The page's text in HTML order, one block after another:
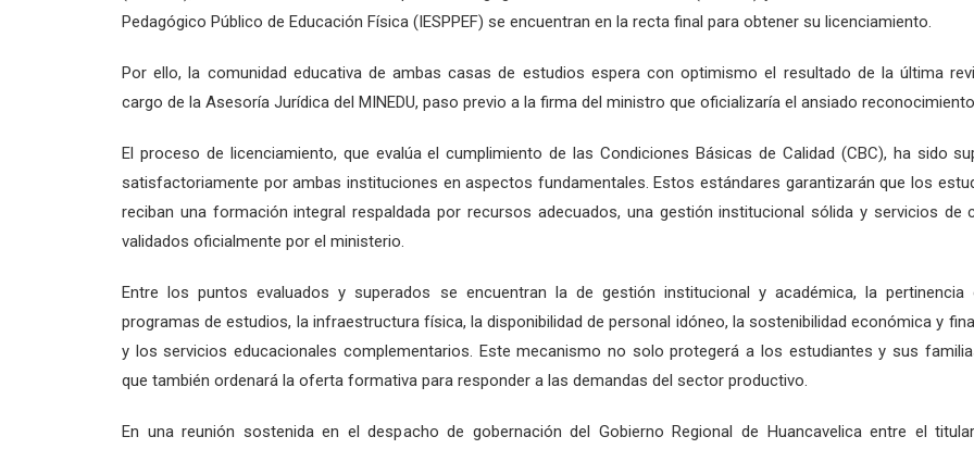
Pedagógico Público de Educación Física (IESPPEF) se encuentran en la recta final para obtener su licenciamiento.
Por ello, la comunidad educativa de ambas casas de estudios espera con optimismo el resultado de la última
cargo de la Asesoría Jurídica del MINEDU, paso previo a la firma del ministro que oficializaría el ansiado
El proceso de licenciamiento, que evalúa el cumplimiento de las Condiciones Básicas de Calidad (CBC), ha sido
satisfactoriamente por ambas instituciones en aspectos fundamentales. Estos estándares garantizarán que los
reciban una formación integral respaldada por recursos adecuados, una gestión institucional sólida y servicios de
validados oficialmente por el ministerio.
Entre los puntos evaluados y superados se encuentran la de gestión institucional y académica, la pertinencia
programas de estudios, la infraestructura física, la disponibilidad de personal idóneo, la sostenibilidad económica y
y los servicios educacionales complementarios. Este mecanismo no solo protegerá a los estudiantes y sus
que también ordenará la oferta formativa para responder a las demandas del sector productivo.
En una reunión sostenida en el despacho de gobernación del Gobierno Regional de Huancavelica entre el